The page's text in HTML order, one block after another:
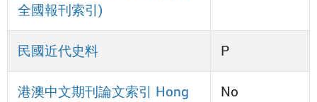
全國報刊索引)
民國近代史料 P
港澳中文期刊論文索引 Hong
No